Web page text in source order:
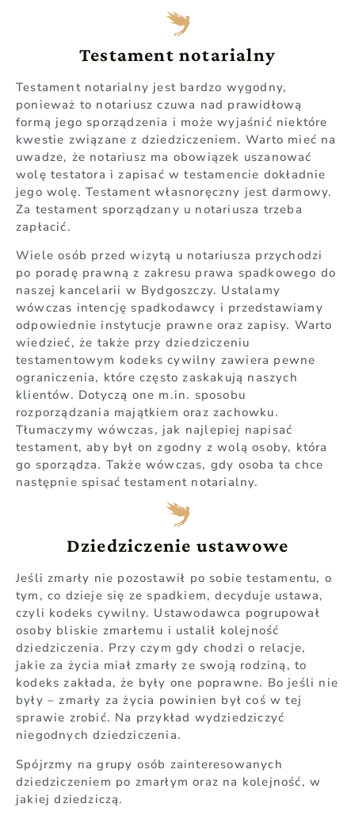
Testament notarialny
Testament notarialny jest bardzo wygodny,
ponieważ to notariusz czuwa nad prawidłową
formą jego sporządzenia i może wyjaśnić niektóre
kwestie związane z dziedziczeniem. Warto mieć na
uwadze, że notariusz ma obowiązek uszanować
wolę testatora i zapisać w testamencie dokładnie
jego wolę. Testament własnoręczny jest darmowy.
Za testament sporządzany u notariusza trzeba
zapłacić.
Wiele osób przed wizytą u notariusza przychodzi
po poradę prawną z zakresu prawa spadkowego do
naszej kancelarii w Bydgoszczy. Ustalamy
wówczas intencję spadkodawcy i przedstawiamy
odpowiednie instytucje prawne oraz zapisy. Warto
wiedzieć, że także przy dziedziczeniu
testamentowym kodeks cywilny zawiera pewne
ograniczenia, które często zaskakują naszych
klientów. Dotyczą one m.in. sposobu
rozporządzania majątkiem oraz zachowku.
Tłumaczymy wówczas, jak najlepiej napisać
testament, aby był on zgodny z wolą osoby, która
go sporządza. Także wówczas, gdy osoba ta chce
następnie spisać testament notarialny.
Dziedziczenie ustawowe
Jeśli zmarły nie pozostawił po sobie testamentu, o
tym, co dzieje się ze spadkiem, decyduje ustawa,
czyli kodeks cywilny. Ustawodawca pogrupował
osoby bliskie zmarłemu i ustalił kolejność
dziedziczenia. Przy czym gdy chodzi o relacje,
jakie za życia miał zmarły ze swoją rodziną, to
kodeks zakłada, że były one poprawne. Bo jeśli nie
były – zmarły za życia powinien był coś w tej
sprawie zrobić. Na przykład wydziedziczyć
niegodnych dziedziczenia.
Spójrzmy na grupy osób zainteresowanych
dziedziczeniem po zmarłym oraz na kolejność, w
jakiej dziedziczą.